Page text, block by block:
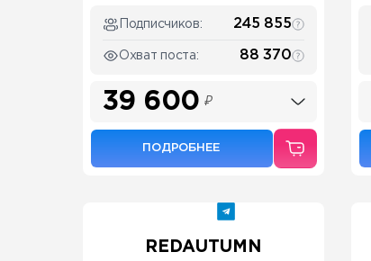
Подписчиков: 245 855
Охват поста: 88 370
39 600 ₽
ПОДРОБНЕЕ
REDAUTUMN